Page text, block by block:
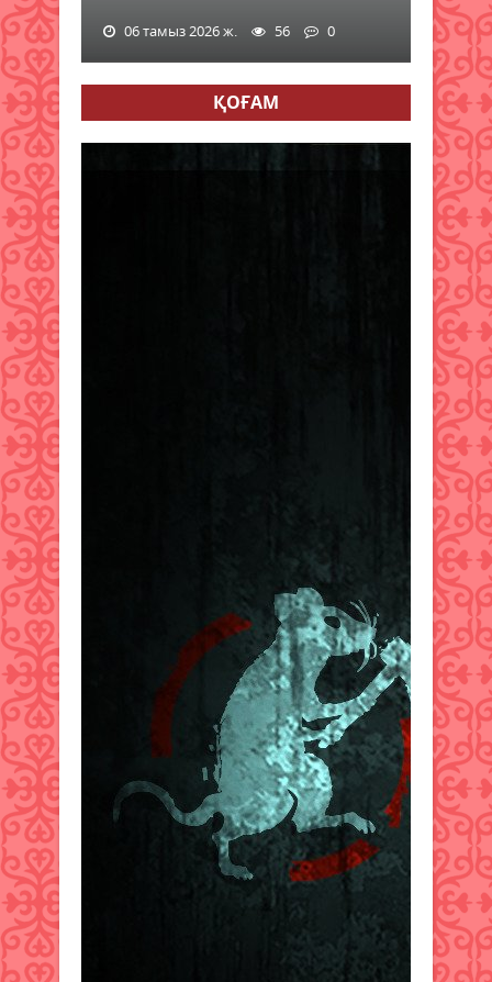
06 тамыз 2026 ж. 56 0
ҚОҒАМ